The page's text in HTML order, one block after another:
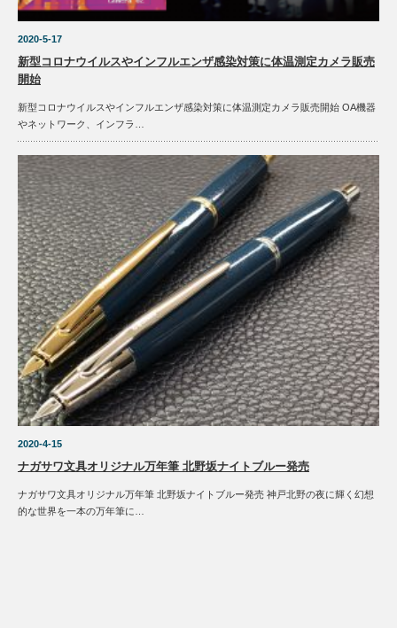
2020-5-17
新型コロナウイルスやインフルエンザ感染対策に体温測定カメラ販売
開始
新型コロナウイルスやインフルエンザ感染対策に体温測定カメラ販売開始 OA機器
やネットワーク、インフラ…
2020-4-15
ナガサワ文具オリジナル万年筆 北野坂ナイトブルー発売
ナガサワ文具オリジナル万年筆 北野坂ナイトブルー発売 神戸北野の夜に輝く幻想
的な世界を一本の万年筆に…